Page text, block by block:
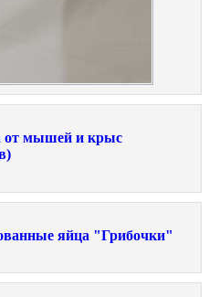
от мышей и крыс
яйца "Грибочки"